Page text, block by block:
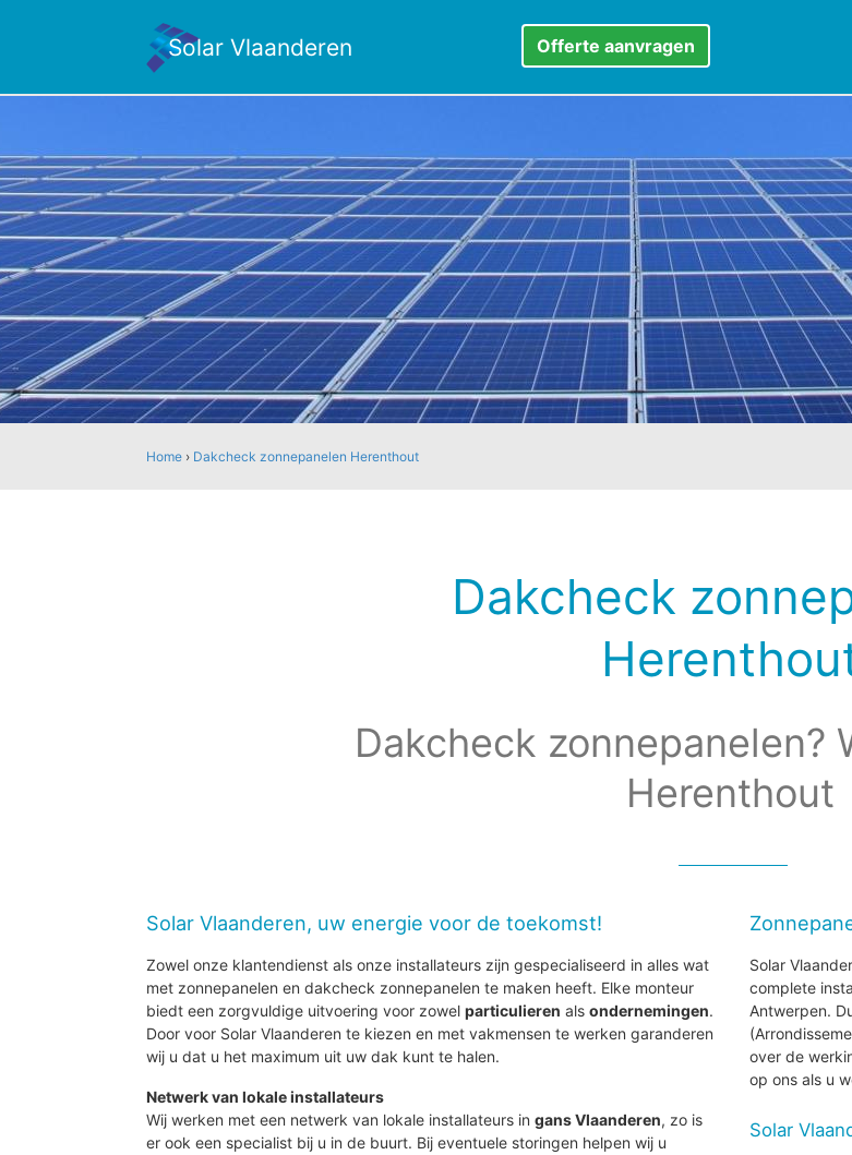
Solar Vlaanderen Offerte aanvragen
Home › Dakcheck zonnepanelen Herenthout
Dakcheck
Dakcheck zonnepanelen?
Herenthout
Solar Vlaanderen, uw energie voor de toekomst!
Zowel onze klantendienst als onze installateurs zijn gespecialiseerd in alles wat
met zonnepanelen en dakcheck zonnepanelen te maken heeft. Elke monteur
biedt een zorgvuldige uitvoering voor zowelparticulieren alsondernemingen.
Door voor Solar Vlaanderen te kiezen en met vakmensen te werken garanderen
wij u dat u het maximum uit uw dak kunt te halen.
Netwerk van lokale installateurs
Wij werken met een netwerk van lokale installateurs ingans Vlaanderen, zo is
er ook een specialist bij u in de buurt. Bij eventuele storingen helpen wij u
Solar
complete
Antwerpen.
over de
op ons als u
Solar